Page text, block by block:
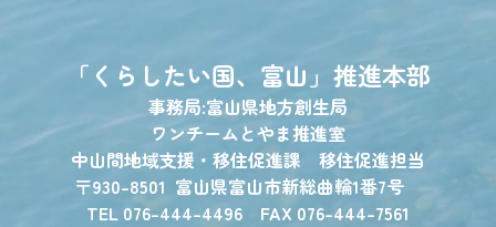
「くらしたい国、富山」 推進本部
事務局:富山県地方創生局
ワンチームとやま推進室
中山間地域支援・移住促進課 移住促進担当
〒930-8501 富山県富山市新総曲輪1番7号
TEL 076-444-4496 FAX 076-444-7561